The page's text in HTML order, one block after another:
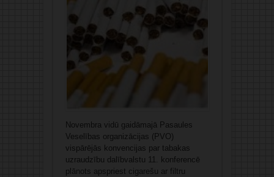
Novembra vidū gaidāmajā Pasaules
Veselības organizācijas (PVO)
vispārējās konvencijas par tabakas
uzraudzību dalībvalstu 11. konferencē
plānots apspriest cigarešu ar filtru